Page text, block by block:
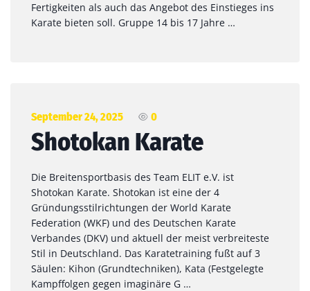
Fertigkeiten als auch das Angebot des Einstieges ins
Karate bieten soll. Gruppe 14 bis 17 Jahre …
September 24, 2025 0
Shotokan Karate
Die Breitensportbasis des Team ELIT e.V. ist
Shotokan Karate. Shotokan ist eine der 4
Gründungsstilrichtungen der World Karate
Federation (WKF) und des Deutschen Karate
Verbandes (DKV) und aktuell der meist verbreiteste
Stil in Deutschland. Das Karatetraining fußt auf 3
Säulen: Kihon (Grundtechniken), Kata (Festgelegte
Kampffolgen gegen imaginäre G …